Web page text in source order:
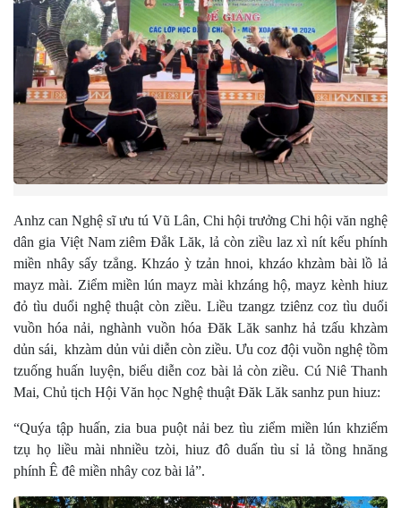
Anhz can Nghệ sĩ ưu tú Vũ Lân, Chi hội trưởng Chi hội văn nghệ
dân gia Việt Nam ziêm Đắk Lăk, lả còn ziều laz xì nít kếu phính
miền nhây sấy tzẳng. Khzáo ỳ tzản hnoi, khzáo khzàm bài lồ lả
mayz mài. Ziểm miền lún mayz mài khzáng hộ, mayz kènh hiuz
đỏ tìu duổi nghệ thuật còn ziều. Liều tzangz tziênz coz tìu duổi
vuồn hóa nải, nghành vuồn hóa Đăk Lăk sanhz hả tzấu khzàm
dủn sái, khzàm dủn vủi diễn còn ziều. Ưu coz đội vuồn nghệ tồm
tzuống huấn luyện, biểu diễn coz bài lả còn ziều. Cú Niê Thanh
Mai, Chủ tịch Hội Văn học Nghệ thuật Đăk Lăk sanhz pun hiuz:
“Quýa tập huấn, zia bua puột nải bez tìu ziểm miền lún khziếm
tzụ họ liều mài nhniều tzòi, hiuz đô duấn tìu sỉ lả tồng hnăng
phính Ê đê miền nhây coz bài lả”.